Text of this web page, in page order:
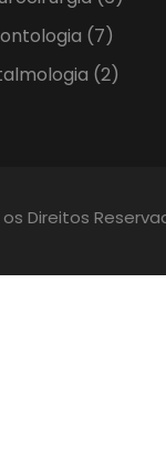
(7)
(2)
Direitos